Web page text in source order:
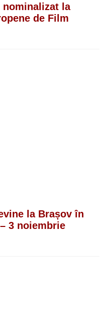
nominalizat la
de Film
la Brașov în
3 noiembrie